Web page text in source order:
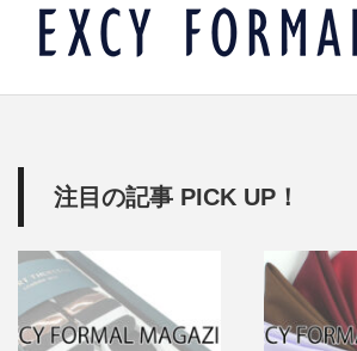
注目の記事 PICK UP！